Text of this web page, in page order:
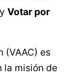
y Votar por
(VAAC) es
la misión de